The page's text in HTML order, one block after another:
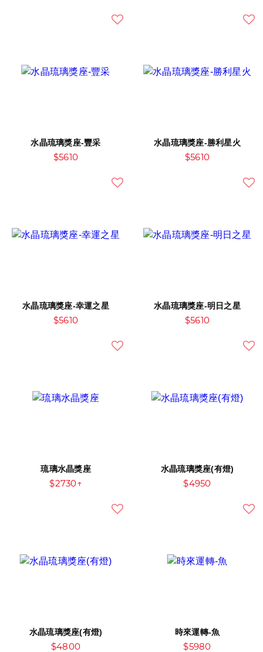
水晶琉璃獎座-豐采
$5610
水晶琉璃獎座-勝利星火
$5610
水晶琉璃獎座-幸運之星
$5610
水晶琉璃獎座-明日之星
$5610
琉璃水晶獎座
$2730↑
水晶琉璃獎座(有燈)
$4950
水晶琉璃獎座(有燈)
$4800
時來運轉-魚
$5980